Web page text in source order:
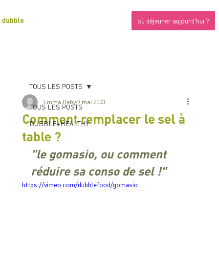
où déjeuner aujourd'hui ?
dubble
TOUS LES POSTS
DUBBLE+HEALTHY
TOUS LES POSTS
Comment remplacer le sel à
table ?
Emma Haby 9 mai 2023
"le gomasio, ou comment
réduire sa conso de sel !"
https://vimeo.com/dubblefood/gomasio